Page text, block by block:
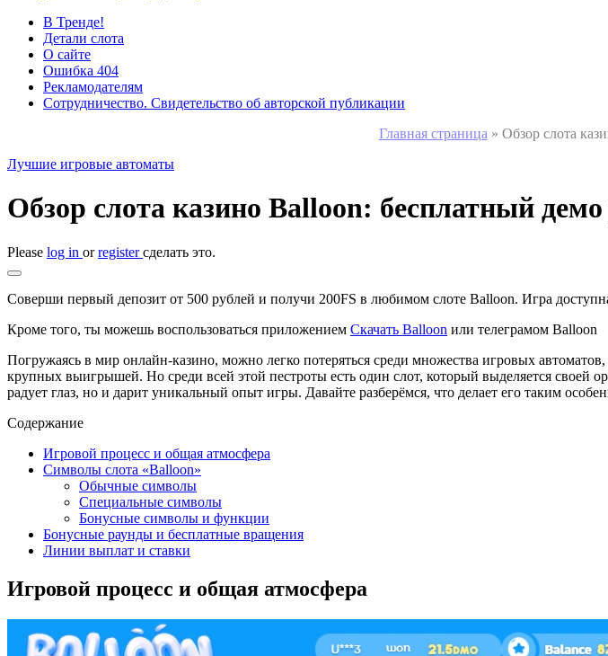
В Тренде!
Детали слота
О сайте
Ошибка 404
Рекламодателям
Сотрудничество. Свидетельство об авторской публикации
Главная страница » Обзор слота
Лучшие игровые автоматы
Обзор слота казино Balloon: бесплатный
Please log in orregisterсделать это.
Соверши первый депозит от 500 рублей и получи 200FS в любимом слоте Balloon. Игра
Кроме того, ты можешь воспользоваться приложением Скачать Balloon или телеграмом Balloon
Погружаясь в мир онлайн-казино, можно легко потеряться среди множества игровых
крупных выигрышей. Но среди всей этой пестроты есть один слот, который выделяется
радует глаз, но и дарит уникальный опыт игры. Давайте разберёмся, что делает его таким
Содержание
Игровой процесс и общая атмосфера
Символы слота «Balloon»
Обычные символы
Специальные символы
Бонусные символы и функции
Бонусные раунды и бесплатные вращения
Линии выплат и ставки
Игровой процесс и общая атмосфера